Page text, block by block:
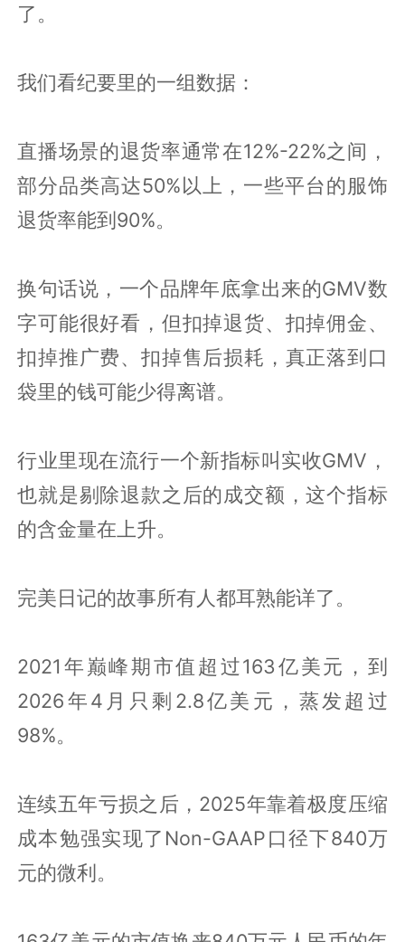
了。
我们看纪要里的一组数据：
直播场景的退货率通常在12%-22%之间，
部分品类高达50%以上，一些平台的服饰
退货率能到90%。
换句话说，一个品牌年底拿出来的GMV数
字可能很好看，但扣掉退货、扣掉佣金、
扣掉推广费、扣掉售后损耗，真正落到口
袋里的钱可能少得离谱。
行业里现在流行一个新指标叫实收GMV，
也就是剔除退款之后的成交额，这个指标
的含金量在上升。
完美日记的故事所有人都耳熟能详了。
2021年巅峰期市值超过163亿美元，到
2026年4月只剩2.8亿美元，蒸发超过
98%。
连续五年亏损之后，2025年靠着极度压缩
成本勉强实现了Non-GAAP口径下840万
元的微利。